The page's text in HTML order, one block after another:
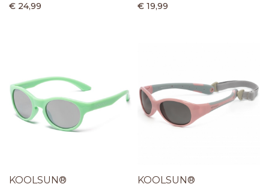
€ 24,99 € 19,99
KOOLSUN® KOOLSUN®